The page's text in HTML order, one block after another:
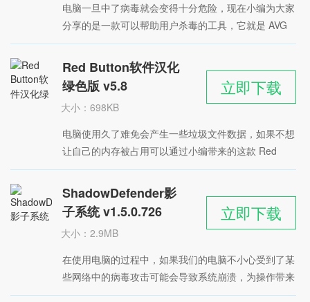
星级：
电脑一旦中了病毒就会变得十分危险，现在小编为大家
分享的是一款可以帮助用户杀毒的工具，它就是 AVG
AntiVirus 软件，软件具备了强大的木马查杀功能，可
以对电脑中的恶意程序或间谍软件进行有效地监控和拦
截操作，防止用户的电脑出现中毒情况，体积轻巧不会
影响系统的运行。
Red Button软件汉化
绿色版 v5.8
大小：698KB
星级：
立即下载
电脑使用久了难免会产生一些垃圾文件数据，如果不想
让自己的内存被占用可以通过小编带来的这款 Red
Button软件汉化绿色版软件进行清理操作，这款软件体
积不但，但是具备了出色的系统优化和清理功能，能够
帮助用户快速删除无用的垃圾注册表等等，适用于
Windows操作系统。
ShadowDefender影
子系统 v1.5.0.726
大小：2.9MB
星级：
立即下载
在使用电脑的过程中，如果我们的电脑不小心受到了某
些网络中的病毒攻击可能会导致系统崩溃，为操作带来
很多麻烦，想要避免被恶意程序攻击可以使用小编带来